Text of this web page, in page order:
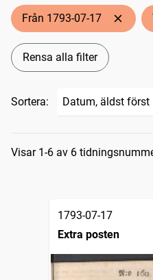
Från 1793-07-17
Rensa alla filter
Sortera:
Visar 1-6 av 6
1793-07-17
Extra posten